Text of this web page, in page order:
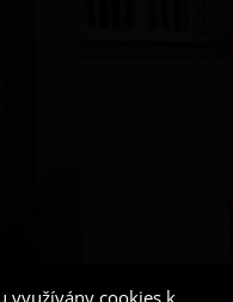
využívány cookies k